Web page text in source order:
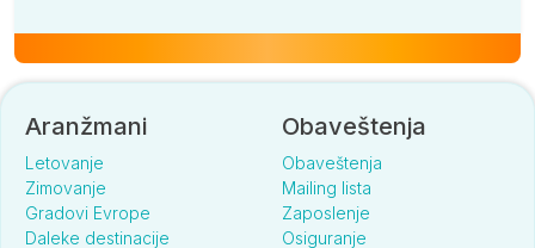
Aranžmani
Letovanje
Zimovanje
Gradovi Evrope
Daleke destinacije
Obaveštenja
Obaveštenja
Mailing lista
Zaposlenje
Osiguranje